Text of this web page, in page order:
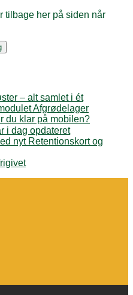
tilbage her på siden når
– alt samlet i ét
Afgrødelager
du klar på mobilen?
i dag opdateret
nyt Retentionskort og